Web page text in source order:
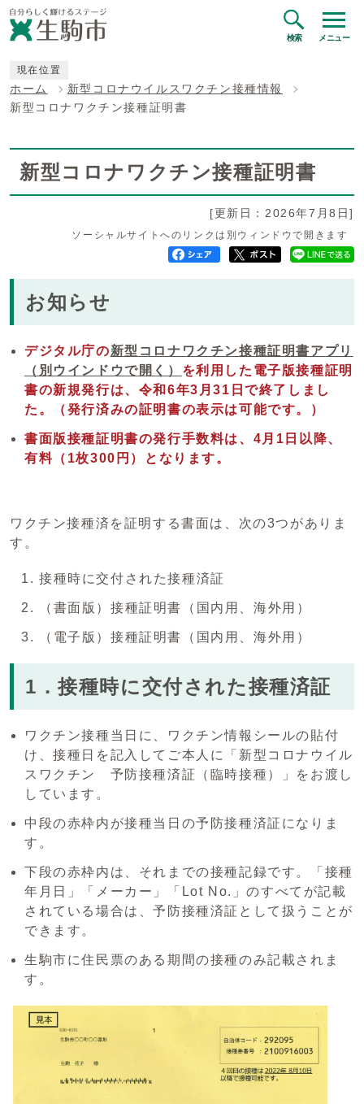
検索 メニュー
現在位置
ホーム
新型コロナウイルスワクチン接種情報
新型コロナワクチン接種証明書
新型コロナワクチン接種証明書
[更新日：2026年7月8日]
ソーシャルサイトへのリンクは別ウィンドウで開きます
お知らせ
デジタル庁の新型コロナワクチン接種証明書アプリ
（別ウインドウで開く） を利用した電子版接種証明
書の新規発行は、令和6年3月31日で終了しまし
た。（発行済みの証明書の表示は可能です。）
書面版接種証明書の発行手数料は、4月1日以降、
有料（1枚300円）となります。
ワクチン接種済を証明する書面は、次の3つがありま
す。
接種時に交付された接種済証
（書面版）接種証明書（国内用、海外用）
（電子版）接種証明書（国内用、海外用）
1．接種時に交付された接種済証
ワクチン接種当日に、ワクチン情報シールの貼付
け、接種日を記入してご本人に「新型コロナウイル
スワクチン 予防接種済証（臨時接種）」をお渡し
しています。
中段の赤枠内が接種当日の予防接種済証になりま
す。
下段の赤枠内は、それまでの接種記録です。「接種
年月日」「メーカー」「Lot No.」のすべてが記載
されている場合は、予防接種済証として扱うことが
できます。
生駒市に住民票のある期間の接種のみ記載されま
す。